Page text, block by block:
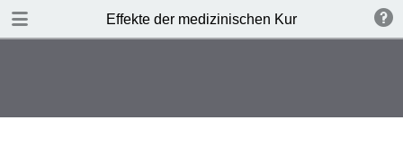
Effekte der medizinischen Kur
TABLE OF CONTENTS